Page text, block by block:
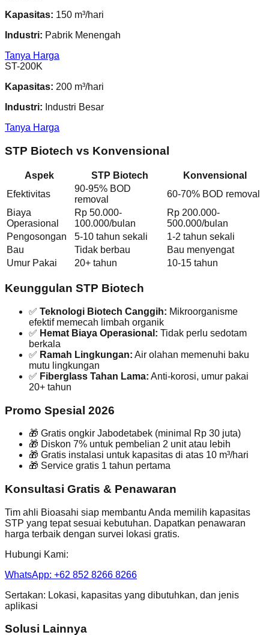
Kapasitas: 150 m³/hari
Industri: Pabrik Menengah
Tanya Harga
ST-200K
Kapasitas: 200 m³/hari
Industri: Industri Besar
Tanya Harga
STP Biotech vs Konvensional
Aspek STP Biotech
Konvensional
Efektivitas
90-95% BOD
removal
60-70% BOD removal
Biaya
Operasional
Rp 50.000-
100.000/bulan
Rp 200.000-
500.000/bulan
Pengosongan
5-10 tahun sekali
1-2 tahun sekali
Bau
Tidak berbau
Bau menyengat
Umur Pakai
20+ tahun 10-15 tahun
Keunggulan STP Biotech
✅ Teknologi Biotech Canggih: Mikroorganisme
efektif memecah limbah organik
✅ Hemat Biaya Operasional: Tidak perlu sedotam
berkala
✅ Ramah Lingkungan: Air olahan memenuhi baku
mutu lingkungan
✅ Fiberglass Tahan Lama: Anti-korosi, umur pakai
20+ tahun
Promo Spesial 2026
🎁 Gratis ongkir Jabodetabek (minimal Rp 30 juta)
🎁 Diskon 7% untuk pembelian 2 unit atau lebih
🎁 Gratis instalasi untuk kapasitas di atas 10 m³/hari
🎁 Service gratis 1 tahun pertama
Konsultasi Gratis & Penawaran
Tim ahli Bioasahi siap membantu Anda memilih kapasitas
STP yang tepat sesuai kebutuhan. Dapatkan penawaran
harga terbaik dengan survei lokasi gratis.
Hubungi Kami:
WhatsApp: +62 852 8266 8266
Sertakan: Lokasi, kapasitas yang dibutuhkan, dan jenis
aplikasi
Solusi Lainnya